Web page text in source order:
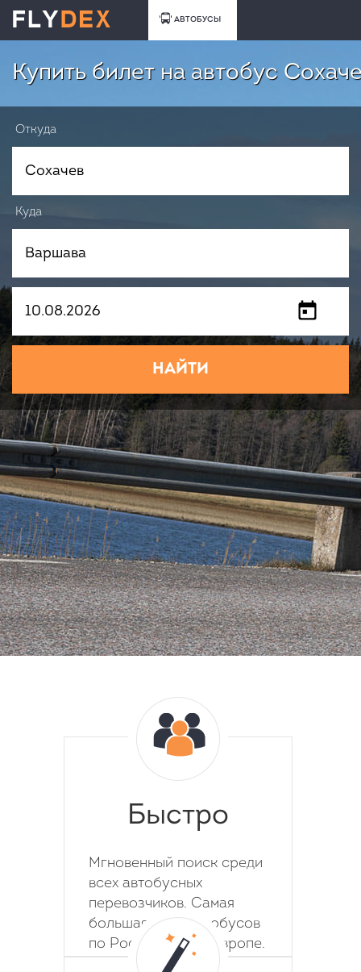
АВТОБУСЫ
Купить билет на автобус
Откуда
Куда
НАЙТИ
Быстро
Мгновенный поиск среди
всех автобусных
перевозчиков. Самая
большая база автобусов
по России, СНГ и Европе.